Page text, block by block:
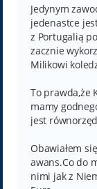
t
Jedynym
jedenastce
z Portugalią
zacznie
Milikowi
To prawda,że
mamy
jest
Obawiałem
awans.Co do
nimi jak z